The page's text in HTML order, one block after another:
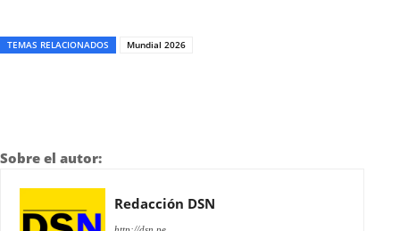
TEMAS RELACIONADOS Mundial 2026
Sobre el autor:
Redacción DSN